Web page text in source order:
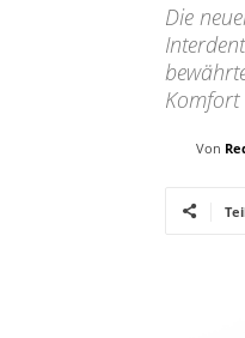
Die
Komfort
Von